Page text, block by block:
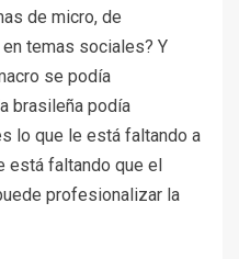
de micro, de
temas sociales? Y
se podía
brasileña podía
lo que le está faltando a
está faltando que el
profesionalizar la